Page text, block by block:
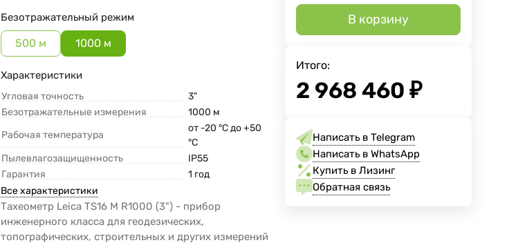
Безотражательный режим
500 м 1000 м
Характеристики
Угловая точность
3"
Безотражательные измерения
1000 м
Рабочая температура
от -20 °C до +50
°C
Пылевлагозащищенность
IP55
Гарантия
1 год
Все характеристики
Тахеометр Leica TS16 M R1000 (3") - прибор
инженерного класса для геодезических,
топографических, строительных и других измерений
В корзину
Итого:
2 968 460 ₽
Написать в Telegram
Написать в WhatsApp
Купить в Лизинг
Обратная связь